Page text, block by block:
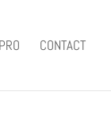
CONTACT